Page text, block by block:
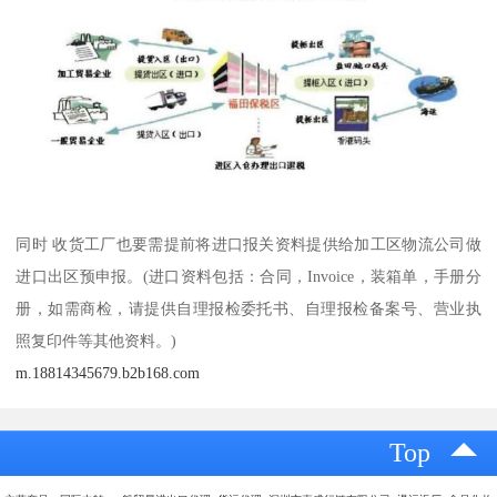
同时 收货工厂也要需提前将进口报关资料提供给加工区物流公司做
进口出区预申报。(进口资料包括：合同，Invoice，装箱单，手册分
册，如需商检，请提供自理报检委托书、自理报检备案号、营业执
照复印件等其他资料。)
m.18814345679.b2b168.com
Top